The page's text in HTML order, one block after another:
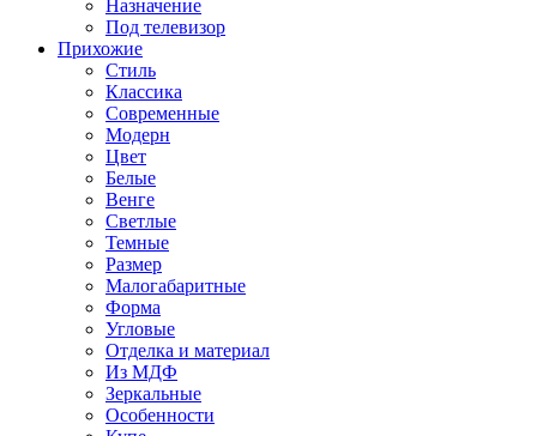
Назначение
Под телевизор
Прихожие
Стиль
Классика
Современные
Модерн
Цвет
Белые
Венге
Светлые
Темные
Размер
Малогабаритные
Форма
Угловые
Отделка и материал
Из МДФ
Зеркальные
Особенности